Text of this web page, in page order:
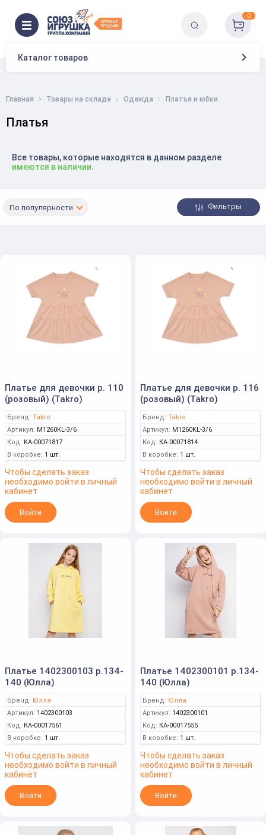
Каталог товаров
0
Главная Товары на складе Одежда Платья и юбки
Платья
Все товары, которые находятся в данном разделе
имеются в наличии.
По популярности Фильтры
Платье для девочки р. 110
(розовый) (Takro)
Бренд: Takro
Артикул: M1260KL-3/6
Код: КА-00071817
В коробке: 1 шт.
Чтобы сделать заказ
необходимо войти в личный
кабинет
Войти
Платье для девочки р. 116
(розовый) (Takro)
Бренд: Takro
Артикул: M1260KL-3/6
Код: КА-00071814
В коробке: 1 шт.
Чтобы сделать заказ
необходимо войти в личный
кабинет
Войти
Платье 1402300103 р.134-
140 (Юлла)
Бренд: Юлла
Артикул: 1402300103
Код: КА-00017561
В коробке: 1 шт.
Чтобы сделать заказ
необходимо войти в личный
кабинет
Войти
Платье 1402300101 р.134-
140 (Юлла)
Бренд: Юлла
Артикул: 1402300101
Код: КА-00017555
В коробке: 1 шт.
Чтобы сделать заказ
необходимо войти в личный
кабинет
Войти